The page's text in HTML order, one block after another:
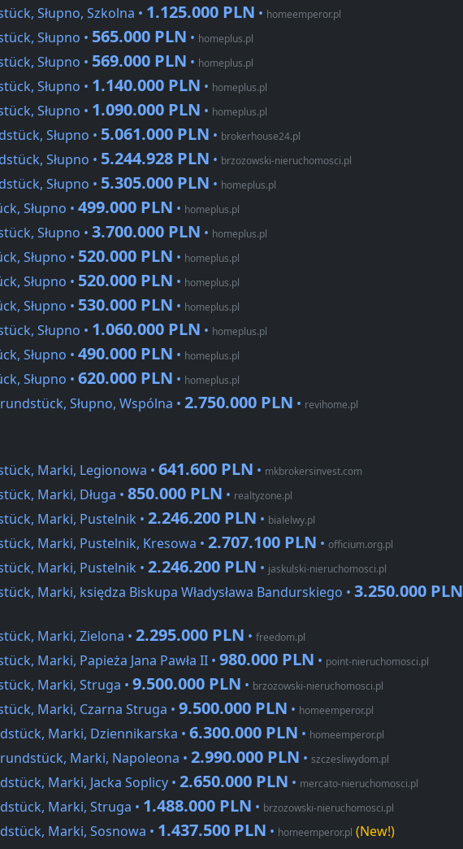
Słupno, Szkolna • 1.125.000 PLN • homeemperor.pl
Słupno • 565.000 PLN • homeplus.pl
Słupno • 569.000 PLN • homeplus.pl
Słupno • 1.140.000 PLN • homeplus.pl
Słupno • 1.090.000 PLN • homeplus.pl
Słupno • 5.061.000 PLN • brokerhouse24.pl
Słupno • 5.244.928 PLN • brzozowski-nieruchomosci.pl
Słupno • 5.305.000 PLN • homeplus.pl
Słupno • 499.000 PLN • homeplus.pl
Słupno • 3.700.000 PLN • homeplus.pl
Słupno • 520.000 PLN • homeplus.pl
Słupno • 520.000 PLN • homeplus.pl
Słupno • 530.000 PLN • homeplus.pl
Słupno • 1.060.000 PLN • homeplus.pl
Słupno • 490.000 PLN • homeplus.pl
Słupno • 620.000 PLN • homeplus.pl
Słupno, Wspólna • 2.750.000 PLN • revihome.pl
Marki, Legionowa • 641.600 PLN • mkbrokersinvest.com
Marki, Długa • 850.000 PLN • realtyzone.pl
Marki, Pustelnik • 2.246.200 PLN • bialelwy.pl
Marki, Pustelnik, Kresowa • 2.707.100 PLN • officium.org.pl
Marki, Pustelnik • 2.246.200 PLN • jaskulski-nieruchomosci.pl
Marki, księdza Biskupa Władysława Bandurskiego • 3.250.000 PLN
Marki, Zielona • 2.295.000 PLN • freedom.pl
Marki, Papieża Jana Pawła II • 980.000 PLN • point-nieruchomosci.pl
Marki, Struga • 9.500.000 PLN • brzozowski-nieruchomosci.pl
Marki, Czarna Struga • 9.500.000 PLN • homeemperor.pl
Marki, Dziennikarska • 6.300.000 PLN • homeemperor.pl
Marki, Napoleona • 2.990.000 PLN • szczesliwydom.pl
Marki, Jacka Soplicy • 2.650.000 PLN • mercato-nieruchomosci.pl
Marki, Struga • 1.488.000 PLN • brzozowski-nieruchomosci.pl
Marki, Sosnowa • 1.437.500 PLN • homeemperor.pl (New!)